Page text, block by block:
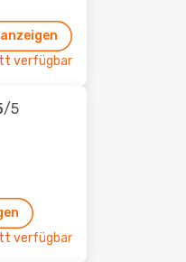
verfügbar
/5
verfügbar